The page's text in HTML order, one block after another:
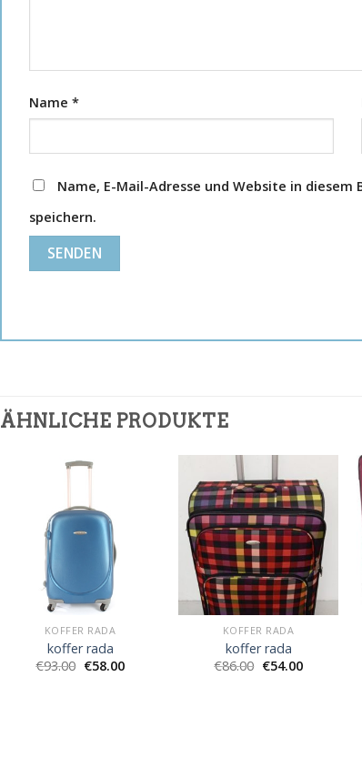
Name *
Name, E-Mail-Adresse und Website in
speichern.
ÄHNLICHE PRODUKTE
KOFFER RADA
koffer rada
€93.00 €58.00
KOFFER RADA
koffer rada
€86.00 €54.00